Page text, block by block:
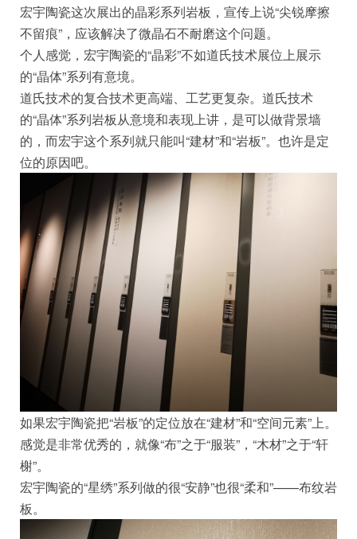
宏宇陶瓷这次展出的晶彩系列岩板，宣传上说“尖锐摩擦
不留痕”，应该解决了微晶石不耐磨这个问题。
个人感觉，宏宇陶瓷的“晶彩”不如道氏技术展位上展示
的“晶体”系列有意境。
道氏技术的复合技术更高端、工艺更复杂。道氏技术
的“晶体”系列岩板从意境和表现上讲，是可以做背景墙
的，而宏宇这个系列就只能叫“建材”和“岩板”。也许是定
位的原因吧。
如果宏宇陶瓷把“岩板”的定位放在“建材”和“空间元素”上。
感觉是非常优秀的，就像“布”之于“服装”，“木材”之于“轩
榭”。
宏宇陶瓷的“星绣”系列做的很“安静”也很“柔和”——布纹岩
板。